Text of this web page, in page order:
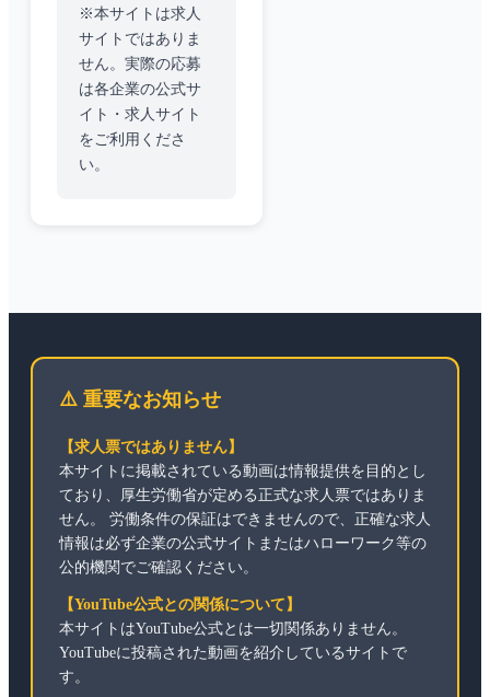
※本サイトは求人
サイトではありま
せん。実際の応募
は各企業の公式サ
イト・求人サイト
をご利用くださ
い。
⚠️ 重要なお知らせ
【求人票ではありません】
本サイトに掲載されている動画は情報提供を目的とし
ており、厚生労働省が定める正式な求人票ではありま
せん。 労働条件の保証はできませんので、正確な求人
情報は必ず企業の公式サイトまたはハローワーク等の
公的機関でご確認ください。
【YouTube公式との関係について】
本サイトはYouTube公式とは一切関係ありません。
YouTubeに投稿された動画を紹介しているサイトで
す。